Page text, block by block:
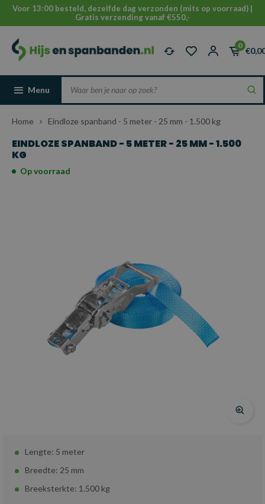
Voor 13:00 besteld, dezelfde dag verzonden (mits op voorraad) |
Gratis verzending vanaf €550,-
0
Menu
Home Eindloze spanband - 5 meter - 25 mm - 1.500 kg
EINDLOZE SPANBAND - 5 METER - 25 MM - 1.500
KG
Op voorraad
Lengte: 5 meter
Breedte: 25 mm
Breeksterkte: 1.500 kg